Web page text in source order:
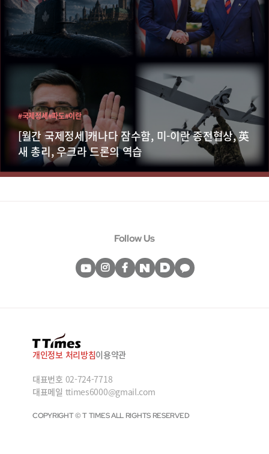
[월간 국제정세]캐나다 잠수함, 미-이란 종전협상, 英
새 총리, 우크라 드론의 역습
#국제정세#파도#이란
Follow Us
개인정보 처리방침이용약관
대표번호 02-724-7718
대표메일 ttimes6000@gmail.com
COPYRIGHT © T TIMES ALL RIGHTS RESERVED